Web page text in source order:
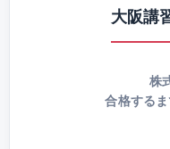
大阪講
株
合格する